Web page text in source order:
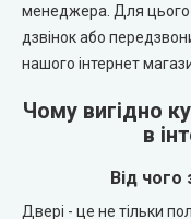
Danapris Doors
DRUID (Друід)
менеджера. Для цього
дзвінок або
нашого інтернет
Чому вигідно
в
Від чого
Двері - це не тільки